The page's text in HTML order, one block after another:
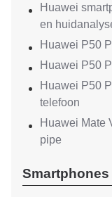
Huawei
en
Huawei P50
Huawei P50
Huawei P50
telefoon
Huawei Mate
pipe
Smartphones